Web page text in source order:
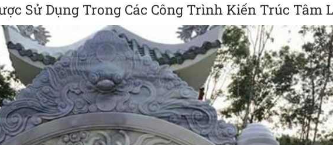
Sử Dụng Trong Các Công Trình Kiến Trúc Tâm